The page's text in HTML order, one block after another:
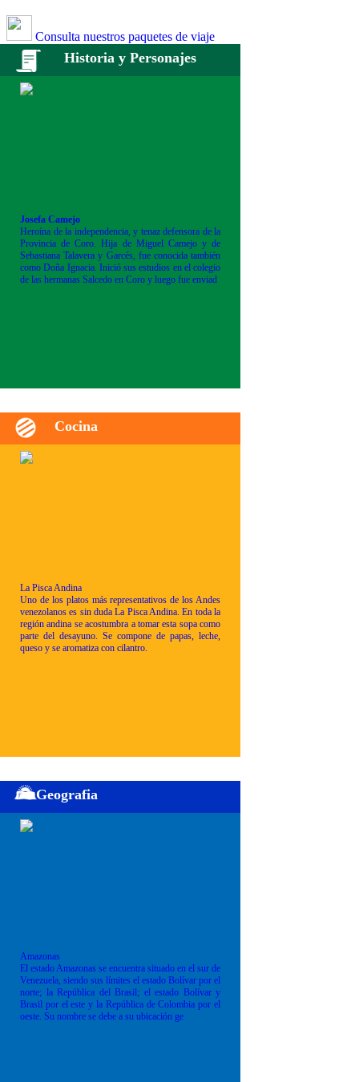
Consulta nuestros paquetes de viaje
Historia y Personajes
Josefa Camejo
Heroína de la independencia, y tenaz defensora de la
Provincia de Coro. Hija de Miguel Camejo y de
Sebastiana Talavera y Garcés, fue conocida también
como Doña Ignacia. Inició sus estudios en el colegio
de las hermanas Salcedo en Coro y luego fue enviad
Cocina
La Pisca Andina
Uno de los platos más representativos de los Andes
venezolanos es sin duda La Pisca Andina. En toda la
región andina se acostumbra a tomar esta sopa como
parte del desayuno. Se compone de papas, leche,
queso y se aromatiza con cilantro.
Geografia
Amazonas
El estado Amazonas se encuentra situado en el sur de
Venezuela, siendo sus límites el estado Bolívar por el
norte; la República del Brasil; el estado Bolívar y
Brasil por el este y la República de Colombia por el
oeste. Su nombre se debe a su ubicación ge